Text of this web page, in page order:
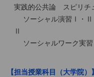
実践的公共論 スピリチ
ソーシャル演習Ⅰ・Ⅱ
Ⅱ
ソーシャルワーク実習
【担当授業科目（大学院）】